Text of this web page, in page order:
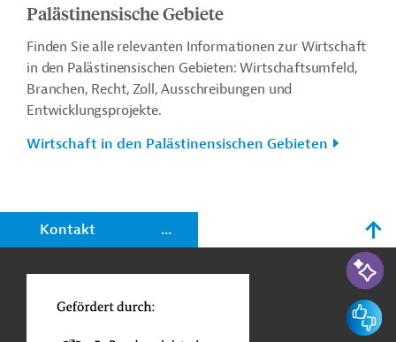
Palästinensische Gebiete
Finden Sie alle relevanten Informationen zur Wirtschaft
in den Palästinensischen Gebieten: Wirtschaftsumfeld,
Branchen, Recht, Zoll, Ausschreibungen und
Entwicklungsprojekte.
Wirtschaft in den Palästinensischen Gebieten
Kontakt ...
KI-